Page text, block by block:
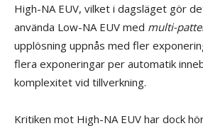
High-NA EUV, vilket i dagsläget gör
använda Low-NA EUV med multi-
upplösning uppnås med fler
flera exponeringar per automatik
komplexitet vid tillverkning.
Kritiken mot High-NA EUV har dock